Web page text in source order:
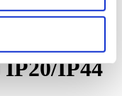
IP44